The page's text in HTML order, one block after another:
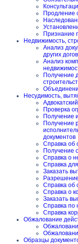
Продление
Признание
Недвижимость,
Анализ
других
Анализ
Получение
Несудимость,
Проверка
Получение
Получение
документов
Справка об
Получение
Справка о
Справка
Заказать
Справка об
Справка о
Заказать
Справка по
Справка
Обжалование
Образцы